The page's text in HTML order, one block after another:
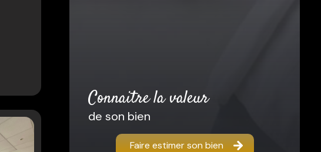
connaitre la valeur
de son bien
Faire estimer son bien